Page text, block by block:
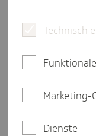
Für psychisch
angemessen
gibt.
Technisch
Marketing-
Dienste